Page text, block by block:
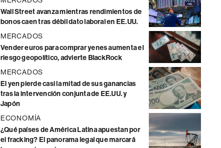
Wall Street avanza mientras rendimientos de
bonos caen tras débil dato laboral en EE.UU.
MERCADOS
Vender euros para comprar yenes aumenta el
riesgo geopolítico, advierte BlackRock
MERCADOS
El yen pierde casi la mitad de sus ganancias
tras la intervención conjunta de EE.UU. y
Japón
ECONOMÍA
¿Qué países de América Latina apuestan por
el fracking? El panorama legal que marcará